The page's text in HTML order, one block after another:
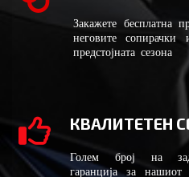
Закажете бесплатна
неговите сопирачки
предстојната сезона
КВАЛИТЕТЕН
Голем број на
гаранција за